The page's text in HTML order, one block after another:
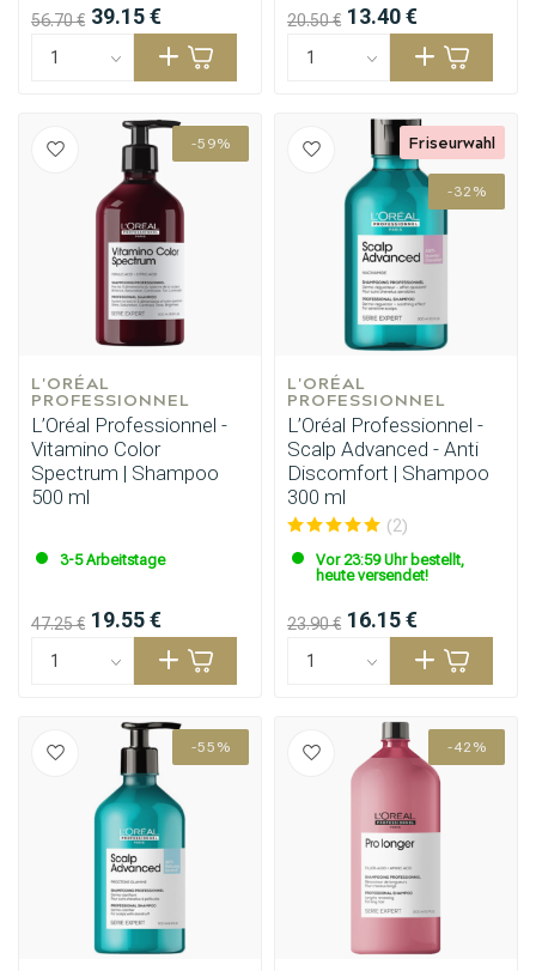
56.70 € 39.15 € 20.50 € 13.40 €
-59%
L'ORÉAL
PROFESSIONNEL
L’Oréal Professionnel -
Vitamino Color
Spectrum | Shampoo
500 ml
3-5 Arbeitstage
47.25 € 19.55 €
-32%
L'ORÉAL
PROFESSIONNEL
L’Oréal Professionnel -
Scalp Advanced - Anti
Discomfort | Shampoo
300 ml
(2)
Vor 23:59 Uhr bestellt,
heute versendet!
23.90 € 16.15 €
Friseurwahl
-55% -42%